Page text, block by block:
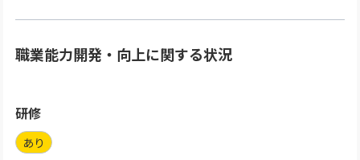
職業能力開発・向上に関する状況
研修
あり